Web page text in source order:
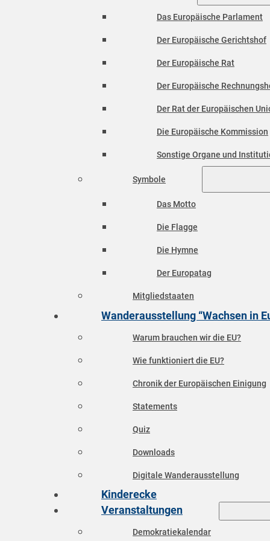
Das Europäische Parlament
Der Europäische Gerichtshof
Der Europäische Rat
Der Europäische
Der Rat der Europäischen
Die Europäische Kommission
Sonstige Organe und
Symbole
Das Motto
Die Flagge
Die Hymne
Der Europatag
Mitgliedstaaten
Wanderausstellung “Wachsen in
Warum brauchen wir die EU?
Wie funktioniert die EU?
Chronik der Europäischen Einigung
Statements
Quiz
Downloads
Digitale Wanderausstellung
Kinderecke
Veranstaltungen
Demokratiekalendar